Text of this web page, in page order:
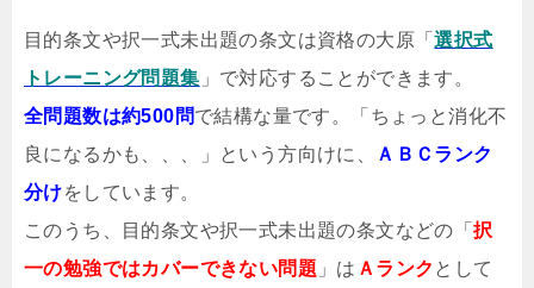
目的条文や択一式未出題の条文は資格の大原「選択式
トレーニング問題集 」で対応することができます。
全問題数は約500問で結構な量です。「ちょっと消化不
良になるかも、、、」という方向けに、
ＡＢＣランク
分けをしています。
このうち、目的条文や択一式未出題の条文などの「択
一の勉強ではカバーできない問題 」は Ａランク として